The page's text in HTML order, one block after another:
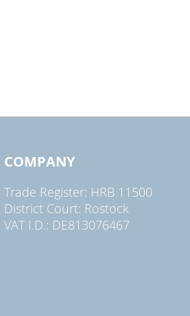
COMPANY
Trade Register: HRB 11500
District Court: Rostock
VAT I.D.: DE813076467